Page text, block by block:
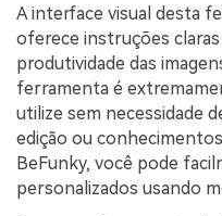
A interface visual desta
oferece instruções
produtividade das
ferramenta é
utilize sem necessidade
edição ou
BeFunky, você pode
personalizados usando